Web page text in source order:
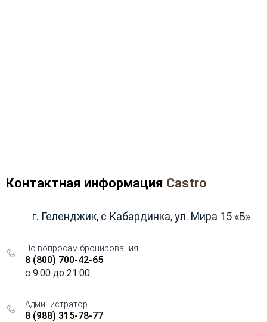
Контактная информация Castro
г. Геленджик, с Кабардинка, ул. Мира 15 «Б»
По вопросам бронирования
8 (800) 700-42-65
c 9:00 до 21:00
Администратор
8 (988) 315-78-77